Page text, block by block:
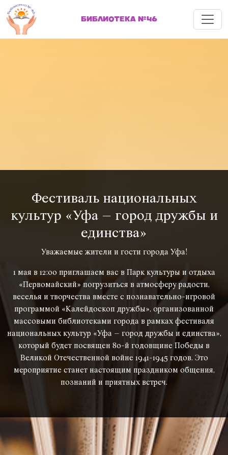
БИБЛИОТЕКА №46 Меню
Фестиваль национальных
культур «Уфа – город дружбы и
единства»
Уважаемые жители и гости города Уфа!
1 мая в 12:00 приглашаем вас в Парк культуры и отдыха
«Первомайский» погрузиться в атмосферу радости,
веселья и творчества вместе с познавательно-игровой
программой «Калейдоскоп дружбы», организованной
массовыми библиотеками города в рамках фестиваля
национальных культур «Уфа – город дружбы и единства»,
который будет посвящен 80-й годовщине Победы в
Великой Отечественной войне 1941-1945 годов. Это
мероприятие станет настоящим праздником общения,
познаний и приятных встреч.